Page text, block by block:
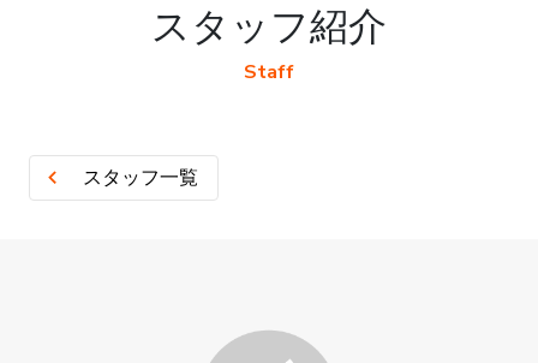
スタッフ紹介
Staff
スタッフ一覧